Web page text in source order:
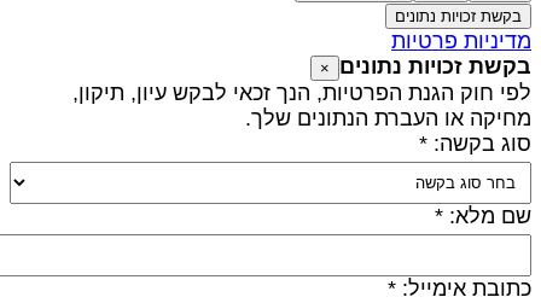
בקשת זכויות נתונים
פרטיות
זכויות נתונים
חוק הגנת הפרטיות, הנך זכאי לבקש עיון, תיקון,
או העברת הנתונים שלך.
בקשה: *
מלא: *
אימייל: *